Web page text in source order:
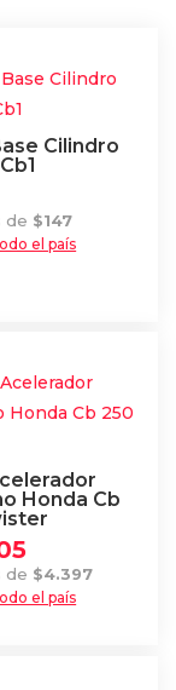
Cilindro
el país
de $147
Honda Cb
el país
de $4.397